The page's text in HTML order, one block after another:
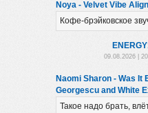
Noya - Velvet Vibe
Кофе-брэйковское
09.08.2026 |
Naomi Sharon - Was It
Georgescu and White
Такое надо брать,